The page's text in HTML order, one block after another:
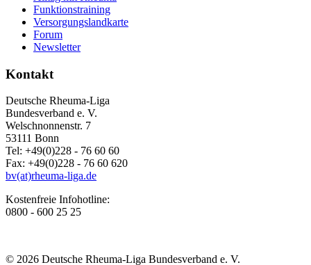
Funktionstraining
Versorgungslandkarte
Forum
Newsletter
Kontakt
Deutsche Rheuma-Liga
Bundesverband e. V.
Welschnonnenstr. 7
53111 Bonn
Tel: +49(0)228 - 76 60 60
Fax: +49(0)228 - 76 60 620
bv(at)rheuma-liga.de
Kostenfreie Infohotline:
0800 - 600 25 25
© 2026 Deutsche Rheuma-Liga Bundesverband e. V.